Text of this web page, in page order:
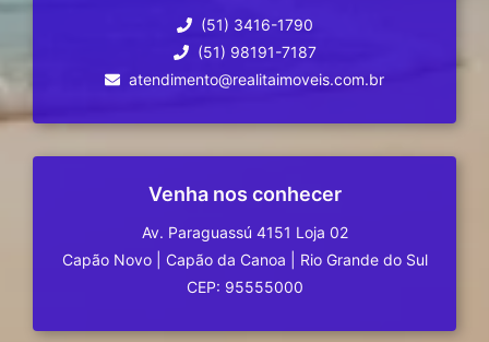
(51) 3416-1790
(51) 98191-7187
atendimento@realitaimoveis.com.br
Venha nos conhecer
Av. Paraguassú 4151 Loja 02
Capão Novo
Capão da Canoa
Rio Grande do Sul
CEP: 95555000